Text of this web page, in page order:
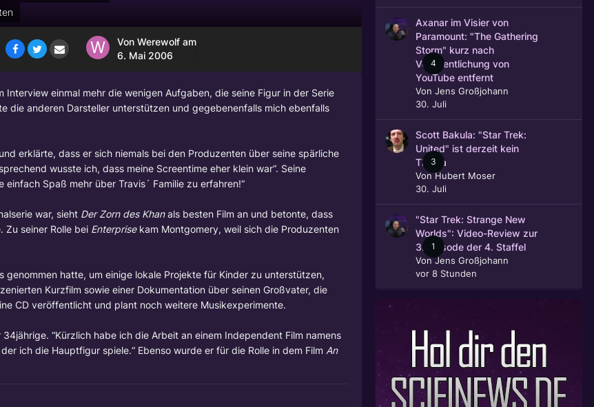
Von Werewolf am
6. Mai 2006
Interview einmal mehr die wenigen Aufgaben, die seine Figur in der Serie
die anderen Darsteller unterstützen und gegebenenfalls mich ebenfalls
erklärte, dass er sich niemals bei den Produzenten über seine spärliche
wusste ich, dass meine Screentime eher klein war“. Seine
einfach Spaß mehr über Travis´ Familie zu erfahren!“
war, sieht Der Zorn des Khanals besten Film an und betonte, dass
Zu seiner Rolle bei Enterprisekam Montgomery, weil sich die Produzenten
hatte, um einige lokale Projekte für Kinder zu unterstützen,
Kurzfilm sowie einer Dokumentation über seinen Großvater, die
CD veröffentlicht und plant noch weitere Musikexperimente.
“Kürzlich habe ich die Arbeit an einem Independent Film namens
ich die Hauptfigur spiele.“ Ebenso wurde er für die Rolle in dem Film An
4
Axanar im Visier von
Paramount: "The Gathering
Storm" kurz nach
Veröffentlichung von
YouTube entfernt
Von Jens Großjohann
30. Juli
3
Scott Bakula: "Star Trek:
United" ist derzeit kein
Thema
VonHubert Moser
30. Juli
1
"Star Trek: Strange New
Worlds": Video-Review zur
3. Episode der 4. Staffel
VonJens Großjohann
vor 8 Stunden